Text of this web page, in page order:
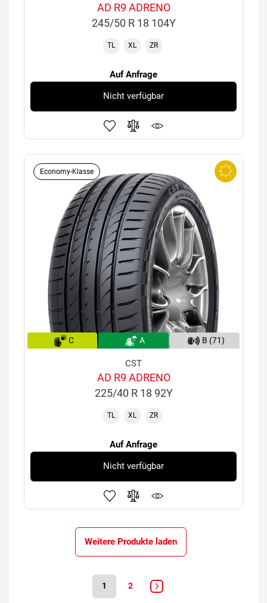
AD R9 ADRENO
245/50 R 18 104Y
TL XL ZR
Auf Anfrage
Nicht verfügbar
Economy-Klasse
C A B (71)
CST
AD R9 ADRENO
225/40 R 18 92Y
TL XL ZR
Auf Anfrage
Nicht verfügbar
Weitere Produkte laden
1 2